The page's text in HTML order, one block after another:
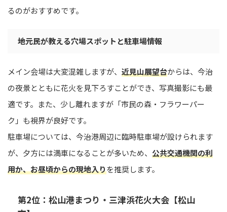
るのがおすすめです。
地元民が教える穴場スポットと駐車場情報
メイン会場は大変混雑しますが、 近見山展望台からは、今治
の夜景とともに花火を見下ろすことができ、写真撮影にも最
適です。また、少し離れますが「市民の森・フラワーパー
ク」も視界が良好です。
駐車場については、今治港周辺に臨時駐車場が設けられます
が、夕方には満車になることが多いため、 公共交通機関の利
用か、お昼頃からの現地入りを推奨します。
第2位：松山港まつり・三津浜花火大会【松山